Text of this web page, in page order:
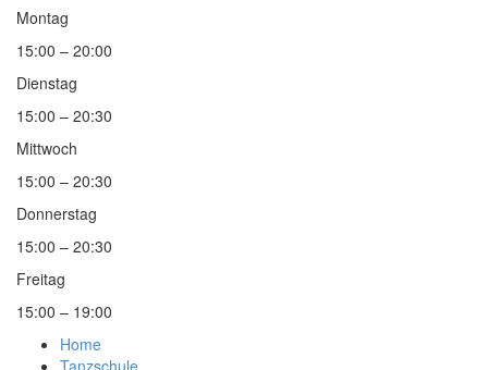
Montag
15:00 – 20:00
Dienstag
15:00 – 20:30
Mittwoch
15:00 – 20:30
Donnerstag
15:00 – 20:30
Freitag
15:00 – 19:00
Home
Tanzschule